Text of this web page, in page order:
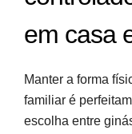
em casa
Manter a forma
familiar é
escolha entre